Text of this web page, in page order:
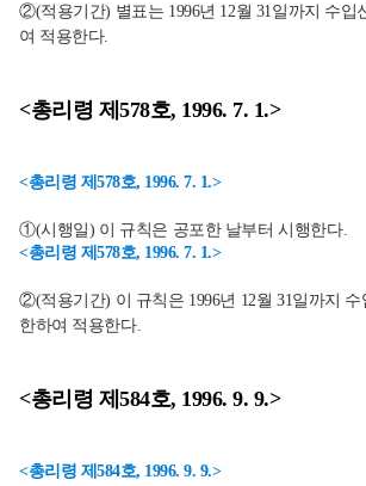
②(적용기간) 별표는 1996년 12월 31일까지 수입
여 적용한다.
<총리령 제578호, 1996. 7. 1.>
<총리령 제578호, 1996. 7. 1.>
①(시행일) 이 규칙은 공포한 날부터 시행한다.
<총리령 제578호, 1996. 7. 1.>
②(적용기간) 이 규칙은 1996년 12월 31일까지 수
한하여 적용한다.
<총리령 제584호, 1996. 9. 9.>
<총리령 제584호, 1996. 9. 9.>